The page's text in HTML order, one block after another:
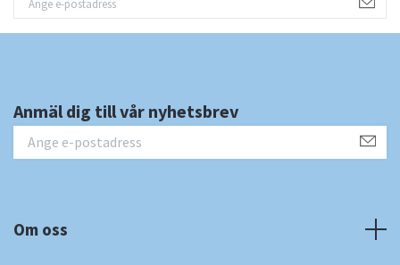
Anmäl dig till vår nyhetsbrev
Om oss